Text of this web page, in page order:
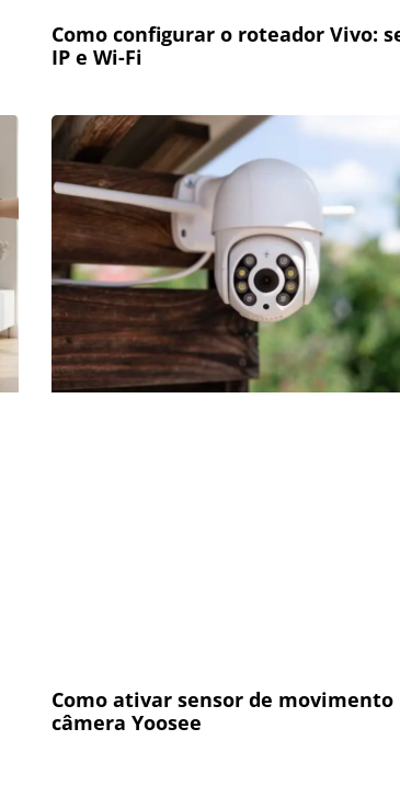
Como configurar o roteador Vivo:
IP e Wi-Fi
Como ativar sensor de movimento
câmera Yoosee